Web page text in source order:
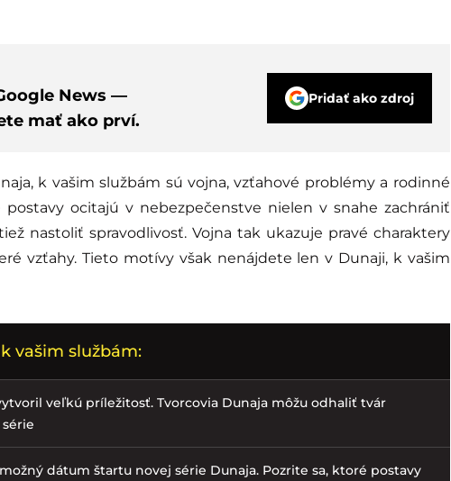
News —
mať ako prví.
Pridať ako zdroj
k vašim službám sú vojna, vzťahové problémy a rodinné
postavy ocitajú v nebezpečenstve nielen v snahe zachrániť
nastoliť spravodlivosť. Vojna tak ukazuje pravé charaktery
vzťahy. Tieto motívy však nenájdete len v Dunaji, k vašim
vašim službám:
veľkú príležitosť. Tvorcovia Dunaja môžu odhaliť tvár
dátum štartu novej série Dunaja. Pozrite sa, ktoré postavy